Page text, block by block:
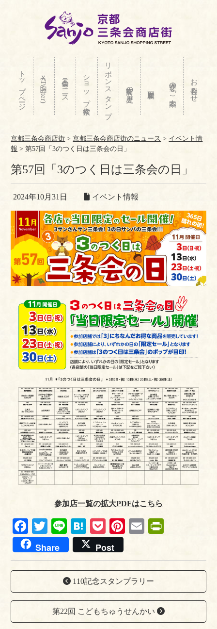
トップページ Ｘ(旧Twitter) 三条会ニュース ショップ検索 リボンスタンプ 商店街の歴史 交通のご案内 お問合わせ
京都三条会商店街 >京都三条会商店街のニュース > イベント情
報 >第57回「3のつく日は三条会の日」
第57回「3のつく日は三条会の日」
2024年10月31日 イベント情報
参加店一覧の拡大PDFはこちら
Fa
ce
bo
ok
T
wi
tte
r
Li
ne
H
at
en
a
P
oc
ke
t
Pi
er
es
t
E
ail tF
ri
en
dl
y
Share Post
110記念スタンプラリー
第22回 こどもちゅうせんかい